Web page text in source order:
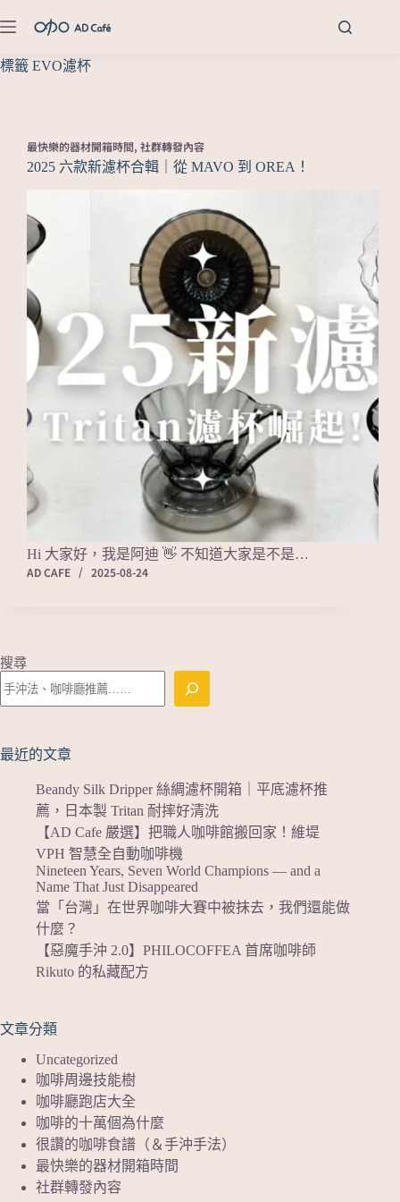
標籤 EVO濾杯
最快樂的器材開箱時間, 社群轉發內容
2025 六款新濾杯合輯｜從 MAVO 到 OREA！
Hi 大家好，我是阿迪 👋 不知道大家是不是…
AD CAFE
2025-08-24
搜尋
最近的文章
Beandy Silk Dripper 絲綢濾杯開箱｜平底濾杯推
薦，日本製 Tritan 耐摔好清洗
【AD Cafe 嚴選】把職人咖啡館搬回家！維堤
VPH 智慧全自動咖啡機
Nineteen Years, Seven World Champions — and a
Name That Just Disappeared
當「台灣」在世界咖啡大賽中被抹去，我們還能做
什麼？
【惡魔手沖 2.0】PHILOCOFFEA 首席咖啡師
Rikuto 的私藏配方
文章分類
Uncategorized
咖啡周邊技能樹
咖啡廳跑店大全
咖啡的十萬個為什麼
很讚的咖啡食譜（＆手沖手法）
最快樂的器材開箱時間
社群轉發內容